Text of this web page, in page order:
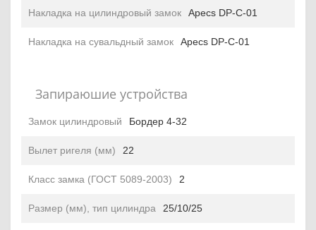
Накладка на цилиндровый замок Apecs DP-C-01
Накладка на сувальдный замок Apecs DP-C-01
Запираюшие устройства
Замок цилиндровый Бордер 4-32
Вылет ригеля (мм) 22
Класс замка (ГОСТ 5089-2003) 2
Размер (мм), тип цилиндра 25/10/25